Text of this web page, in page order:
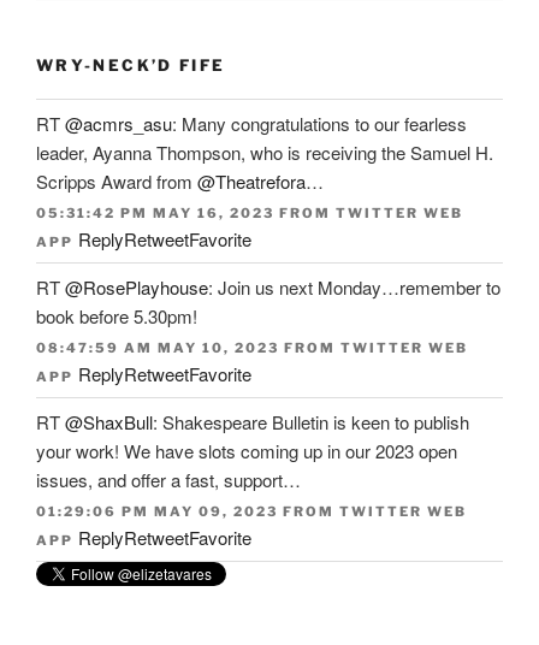
WRY-NECK’D FIFE
RT@acmrs_asu: Many congratulations to our fearless
leader, Ayanna Thompson, who is receiving the Samuel H.
Scripps Award from @Theatrefora…
05:31:42 PM MAY 16, 2023 FROM TWITTER WEB
APP ReplyRetweetFavorite
RT@RosePlayhouse: Join us next Monday…remember to
book before 5.30pm!
08:47:59 AM MAY 10, 2023 FROM TWITTER WEB
APP ReplyRetweetFavorite
RT@ShaxBull: Shakespeare Bulletin is keen to publish
your work! We have slots coming up in our 2023 open
issues, and offer a fast, support…
01:29:06 PM MAY 09, 2023 FROM TWITTER WEB
APP ReplyRetweetFavorite